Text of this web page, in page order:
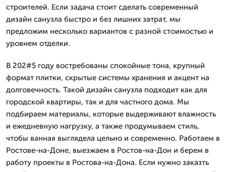
строителей. Если задача стоит сделать современный
дизайн санузла быстро и без лишних затрат, мы
предложим несколько вариантов с разной стоимостью и
уровнем отделки.
В 202#5 году востребованы спокойные тона, крупный
формат плитки, скрытые системы хранения и акцент на
долговечность. Такой дизайн санузла подходит как для
городской квартиры, так и для частного дома. Мы
подбираем материалы, которые выдерживают влажность
и ежедневную нагрузку, а также продумываем стиль,
чтобы ванная выглядела цельно и современно. Работаем в
Ростове-на-Доне, выезжаем в Ростов-на-Дон и берем в
работу проекты в Ростова-на-Дона. Если нужно заказть